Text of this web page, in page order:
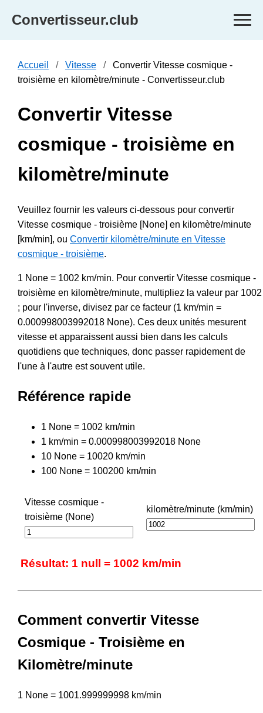
Convertisseur.club
Accueil Vitesse
Convertir Vitesse cosmique -
troisième en kilomètre/minute - Convertisseur.club
Convertir Vitesse
cosmique - troisième en
kilomètre/minute
Veuillez fournir les valeurs ci-dessous pour convertir
Vitesse cosmique - troisième [None] en kilomètre/minute
[km/min], ou Convertir kilomètre/minute en Vitesse
cosmique - troisième.
1 None = 1002 km/min. Pour convertir Vitesse cosmique -
troisième en kilomètre/minute, multipliez la valeur par 1002
; pour l'inverse, divisez par ce facteur (1 km/min =
0.000998003992018 None). Ces deux unités mesurent
vitesse et apparaissent aussi bien dans les calculs
quotidiens que techniques, donc passer rapidement de
l'une à l'autre est souvent utile.
Référence rapide
1 None = 1002 km/min
1 km/min = 0.000998003992018 None
10 None = 10020 km/min
100 None = 100200 km/min
Vitesse cosmique -
troisième (None)
kilomètre/minute (km/min)
Résultat: 1 null = 1002 km/min
Comment convertir Vitesse
Cosmique - Troisième en
Kilomètre/minute
1 None = 1001.999999998 km/min